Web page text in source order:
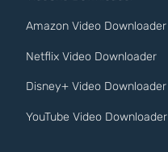
Amazon Video Downloader
Netflix Video Downloader
Disney+ Video Downloader
YouTube Video Downloader